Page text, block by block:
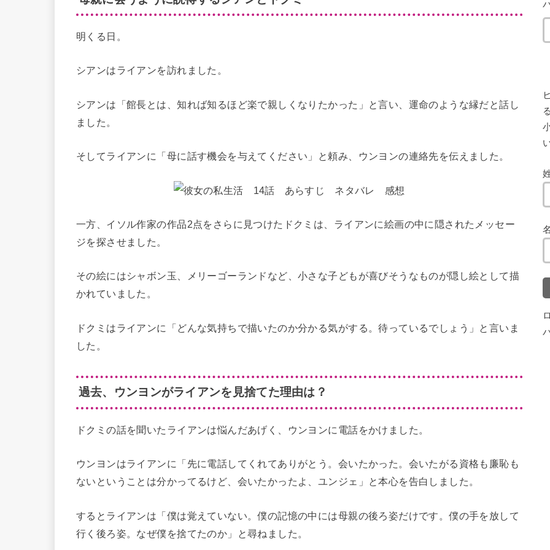
明くる日。
シアンはライアンを訪れました。
シアンは「館長とは、知れば知るほど楽で親しくなりたかった」と言い、運命のような縁だと話し
ました。
そしてライアンに「母に話す機会を与えてください」と頼み、ウンヨンの連絡先を伝えました。
一方、イソル作家の作品2点をさらに見つけたドクミは、ライアンに絵画の中に隠されたメッセー
ジを探させました。
その絵にはシャボン玉、メリーゴーランドなど、小さな子どもが喜びそうなものが隠し絵として描
かれていました。
ドクミはライアンに「どんな気持ちで描いたのか分かる気がする。待っているでしょう」と言いま
した。
過去、ウンヨンがライアンを見捨てた理由は？
ドクミの話を聞いたライアンは悩んだあげく、ウンヨンに電話をかけました。
ウンヨンはライアンに「先に電話してくれてありがとう。会いたかった。会いたがる資格も廉恥も
ないということは分かってるけど、会いたかったよ、ユンジェ」と本心を告白しました。
するとライアンは「僕は覚えていない。僕の記憶の中には母親の後ろ姿だけです。僕の手を放して
行く後ろ姿。なぜ僕を捨てたのか」と尋ねました。